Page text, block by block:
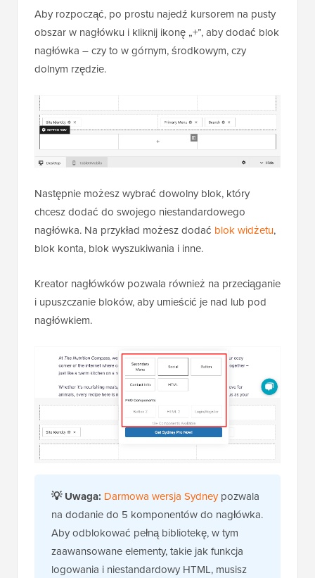
Aby rozpocząć, po prostu najedź kursorem na pusty
obszar w nagłówku i kliknij ikonę „+”, aby dodać blok
nagłówka – czy to w górnym, środkowym, czy
dolnym rzędzie.
Następnie możesz wybrać dowolny blok, który
chcesz dodać do swojego niestandardowego
nagłówka. Na przykład możesz dodać blok widżetu,
blok konta, blok wyszukiwania i inne.
Kreator nagłówków pozwala również na przeciąganie
i upuszczanie bloków, aby umieścić je nad lub pod
nagłówkiem.
💡 Uwaga: Darmowa wersja Sydneypozwala
na dodanie do 5 komponentów do nagłówka.
Aby odblokować pełną bibliotekę, w tym
zaawansowane elementy, takie jak funkcja
logowania i niestandardowy HTML, musisz